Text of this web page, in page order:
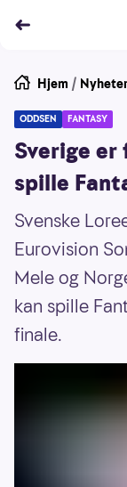
Hjem /
ODDSEN FANTASY
Sverige
spille
Svenske
Eurovision
Mele og
kan spille
finale.